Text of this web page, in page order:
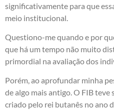
significativamente para que
meio institucional.
Questiono-me quando e por
que há um tempo não muito
primordial na avaliação dos
Porém, ao aprofundar minha
de algo mais antigo. O FIB teve
criado pelo rei butanês no ano